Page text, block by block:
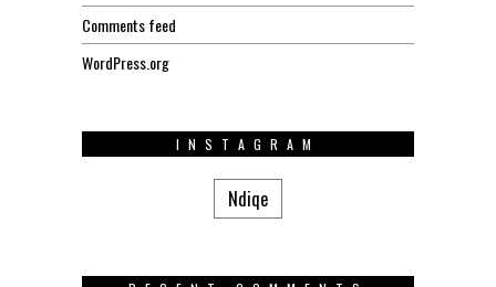
Comments feed
WordPress.org
INSTAGRAM
Ndiqe